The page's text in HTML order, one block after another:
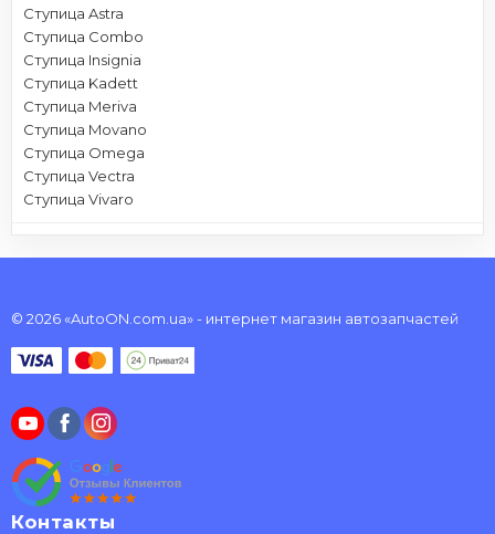
Ступица Astra
Ступица Combo
Ступица Insignia
Ступица Kadett
Ступица Meriva
Ступица Movano
Ступица Omega
Ступица Vectra
Ступица Vivaro
© 2026 «AutoON.com.ua» - интернет магазин автозапчастей
Контакты